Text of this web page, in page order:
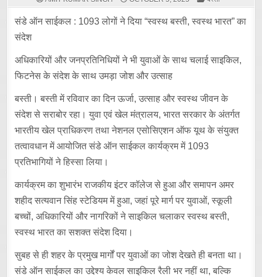
IN
संडे ऑन साईकल : 1093 लोगों ने दिया “स्वस्थ बस्ती, स्वस्थ भारत” का
संदेश
अधिकारियों और जनप्रतिनिधियों ने भी युवाओं के साथ चलाई साइकिल,
फिटनेस के संदेश के साथ उमड़ा जोश और उत्साह
बस्ती। बस्ती में रविवार का दिन ऊर्जा, उत्साह और स्वस्थ जीवन के
संदेश से सराबोर रहा। युवा एवं खेल मंत्रालय, भारत सरकार के अंतर्गत
भारतीय खेल प्राधिकरण तथा नेशनल एसोसिएशन ऑफ यूथ के संयुक्त
तत्वावधान में आयोजित संडे ऑन साईकल कार्यक्रम में 1093
प्रतिभागियों ने हिस्सा लिया।
कार्यक्रम का शुभारंभ राजकीय इंटर कॉलेज से हुआ और समापन अमर
शहीद सत्यवान सिंह स्टेडियम में हुआ, जहां पूरे मार्ग पर युवाओं, स्कूली
बच्चों, अधिकारियों और नागरिकों ने साइकिल चलाकर स्वस्थ बस्ती,
स्वस्थ भारत का सशक्त संदेश दिया।
सुबह से ही शहर के प्रमुख मार्गों पर युवाओं का जोश देखते ही बनता था।
संडे ऑन साईकल का उद्देश्य केवल साइकिल रैली भर नहीं था, बल्कि